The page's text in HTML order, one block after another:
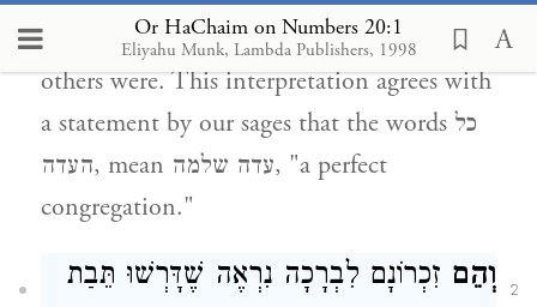
Or HaChaim on Numbers 20:1
Eliyahu Munk, Lambda Publishers, 1998
moral/ethical plateau at the time, many
others were. This interpretation agrees with
a statement by our sages that the words כל
העדה, mean עדה שלמה, "a perfect
congregation."
2 וְהֵם זִכְרוֹנָם לִבְרָכָה נִרְאֶה שֶׁדָּרְשׁוּ תֵּבַת